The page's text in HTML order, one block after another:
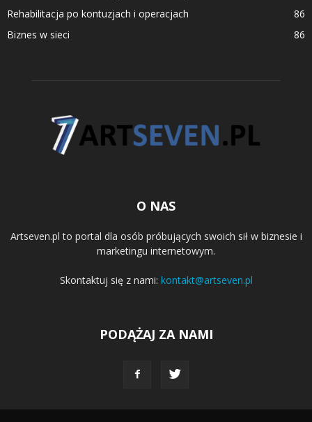
Rehabilitacja po kontuzjach i operacjach
86
Biznes w sieci
86
O NAS
Artseven.pl to portal dla osób próbujących swoich sił w biznesie i
marketingu internetowym.
Skontaktuj się z nami: kontakt@artseven.pl
PODĄŻAJ ZA NAMI